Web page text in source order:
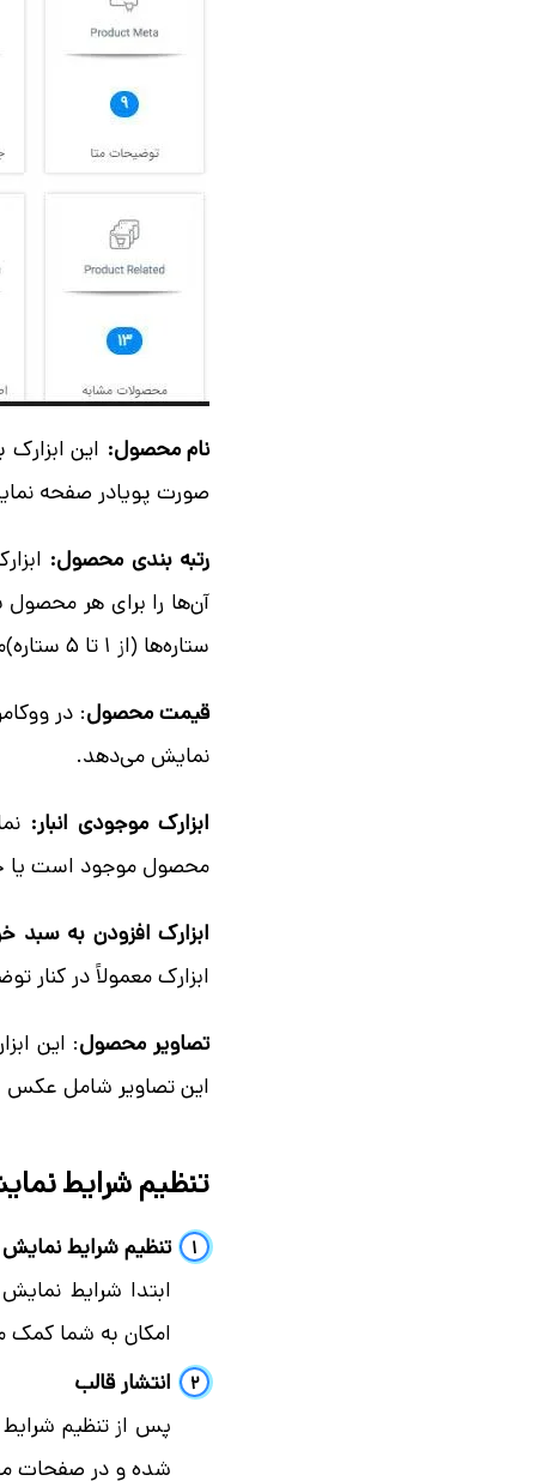
نام محصول: این
صورت پویادر صفحه
رتبه بندی محصول:
آن‌ها را برای هر
ستاره‌ها (از 1 تا 5 ستاره)مورد نمایش قرار میدهد.
قیمت محصول: در
نمایش می‌دهد.
ابزارک موجودی انبار:
محصول موجود است یا
ابزارک افزودن به سبد
ابزارک معمولاً در کنار
تصاویر محصول: این
این تصاویر شامل عکس
تنظیم شرایط
تنظیم شرایط نمایش
ابتدا شرایط
امکان به شما کمک
انتشار قالب
پس از تنظیم
شده و در صفحات